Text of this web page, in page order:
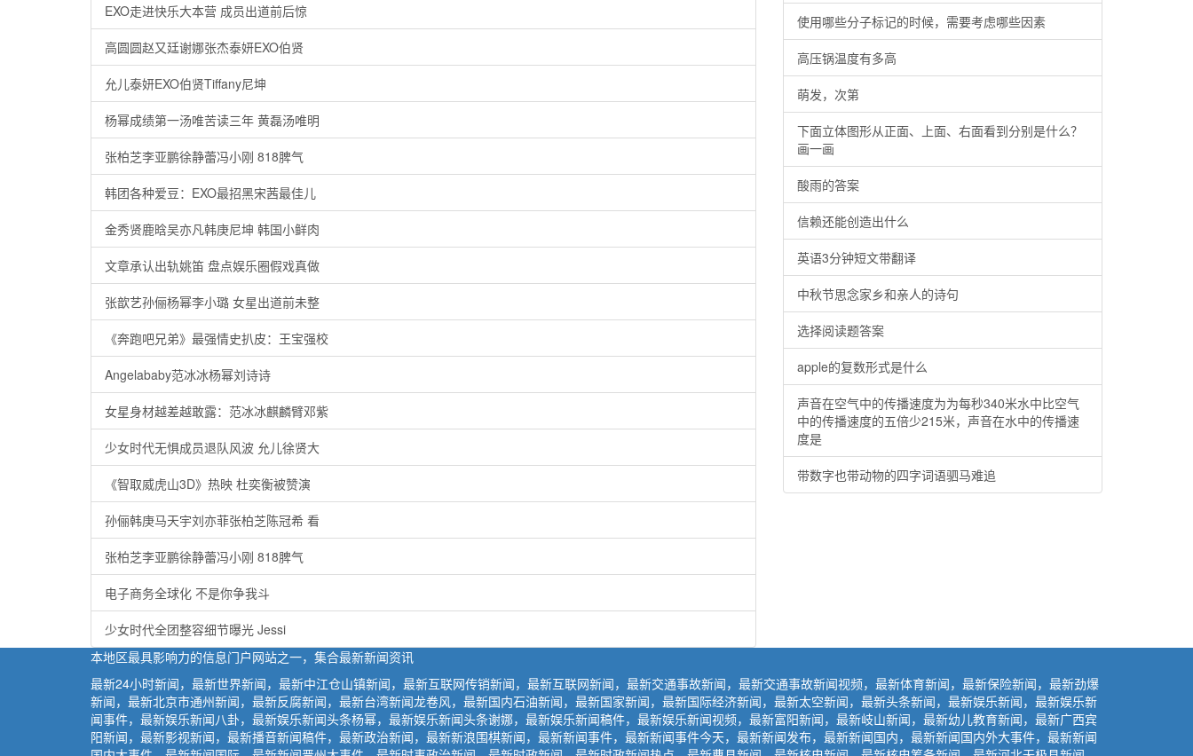
EXO走进快乐大本营 成员出道前后惊
高圆圆赵又廷谢娜张杰泰妍EXO伯贤
允儿泰妍EXO伯贤Tiffany尼坤
杨幂成绩第一汤唯苦读三年 黄磊汤唯明
张柏芝李亚鹏徐静蕾冯小刚 818脾气
韩团各种爱豆：EXO最招黑宋茜最佳儿
金秀贤鹿晗吴亦凡韩庚尼坤 韩国小鲜肉
文章承认出轨姚笛 盘点娱乐圈假戏真做
张歆艺孙俪杨幂李小璐 女星出道前未整
《奔跑吧兄弟》最强情史扒皮：王宝强校
Angelababy范冰冰杨幂刘诗诗
女星身材越差越敢露：范冰冰麒麟臂邓紫
少女时代无惧成员退队风波 允儿徐贤大
《智取威虎山3D》热映 杜奕衡被赞演
孙俪韩庚马天宇刘亦菲张柏芝陈冠希 看
张柏芝李亚鹏徐静蕾冯小刚 818脾气
电子商务全球化 不是你争我斗
少女时代全团整容细节曝光 Jessi
使用哪些分子标记的时候，需要考虑哪些因素
高压锅温度有多高
萌发，次第
下面立体图形从正面、上面、右面看到分别是什么？
画一画
酸雨的答案
信赖还能创造出什么
英语3分钟短文带翻译
中秋节思念家乡和亲人的诗句
选择阅读题答案
apple的复数形式是什么
声音在空气中的传播速度为为每秒340米水中比空气
中的传播速度的五倍少215米，声音在水中的传播速
度是
带数字也带动物的四字词语驷马难追
本地区最具影响力的信息门户网站之一，集合最新新闻资讯
最新24小时新闻，最新世界新闻，最新中江仓山镇新闻，最新互联网传销新闻，最新互联网新闻，最新交通事故新闻，最新交通事故新闻视频，最新体育新闻，最新保险新闻，最新劲爆
新闻，最新北京市通州新闻，最新反腐新闻，最新台湾新闻龙卷风，最新国内石油新闻，最新国家新闻，最新国际经济新闻，最新太空新闻，最新头条新闻，最新娱乐新闻，最新娱乐新
闻事件，最新娱乐新闻八卦，最新娱乐新闻头条杨幂，最新娱乐新闻头条谢娜，最新娱乐新闻稿件，最新娱乐新闻视频，最新富阳新闻，最新岐山新闻，最新幼儿教育新闻，最新广西宾
阳新闻，最新影视新闻，最新播音新闻稿件，最新政治新闻，最新新浪围棋新闻，最新新闻事件，最新新闻事件今天，最新新闻发布，最新新闻国内，最新新闻国内外大事件，最新新闻